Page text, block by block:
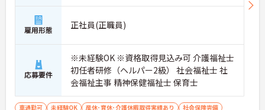
雇用形態 正社員(正職員)
応募要件
※未経験OK ※資格取得見込み可 介護福祉士
初任者研修（ヘルパー2級） 社会福祉士 社
会福祉主事 精神保健福祉士 保育士
車通勤可 未経験OK 産休･育休･介護休暇取得実績あり
社会保険完備